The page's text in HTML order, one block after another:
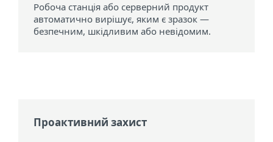
Робоча станція або серверний продукт
автоматично вирішує, яким є зразок —
безпечним, шкідливим або невідомим.
Проактивний захист